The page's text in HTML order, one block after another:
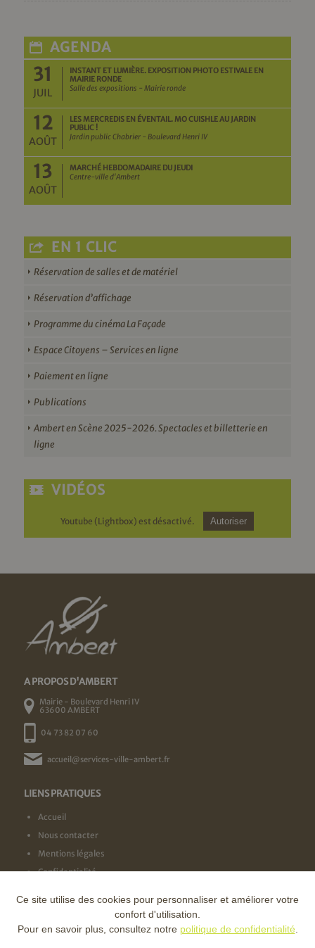
AGENDA
31
JUIL
INSTANT ET LUMIÈRE. EXPOSITION PHOTO ESTIVALE EN
MAIRIE RONDE
Salle des expositions - Mairie ronde
12
AOÛT
LES MERCREDIS EN ÉVENTAIL. MO CUISHLE AU JARDIN
PUBLIC !
Jardin public Chabrier - Boulevard Henri IV
13
AOÛT
MARCHÉ HEBDOMADAIRE DU JEUDI
Centre-ville d'Ambert
EN 1 CLIC
Réservation de salles et de matériel
Réservation d’affichage
Programme du cinéma La Façade
Espace Citoyens – Services en ligne
Paiement en ligne
Publications
Ambert en Scène 2025-2026. Spectacles et billetterie en
ligne
VIDÉOS
Youtube (Lightbox) est désactivé. Autoriser
A PROPOS D'AMBERT
Mairie - Boulevard Henri IV
63600 AMBERT
04 73 82 07 60
accueil@services-ville-ambert.fr
LIENS PRATIQUES
Accueil
Nous contacter
Mentions légales
Confidentialité
NOS LABELS
Ce site utilise des cookies pour personnaliser et améliorer votre
confort d'utilisation.
Pour en savoir plus, consultez notre politique de confidentialité